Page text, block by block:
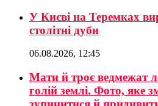
У Києві на Теремках
столітні дуби
06.08.2026, 12:45
Мати й троє ведмежат
голій землі. Фото, яке